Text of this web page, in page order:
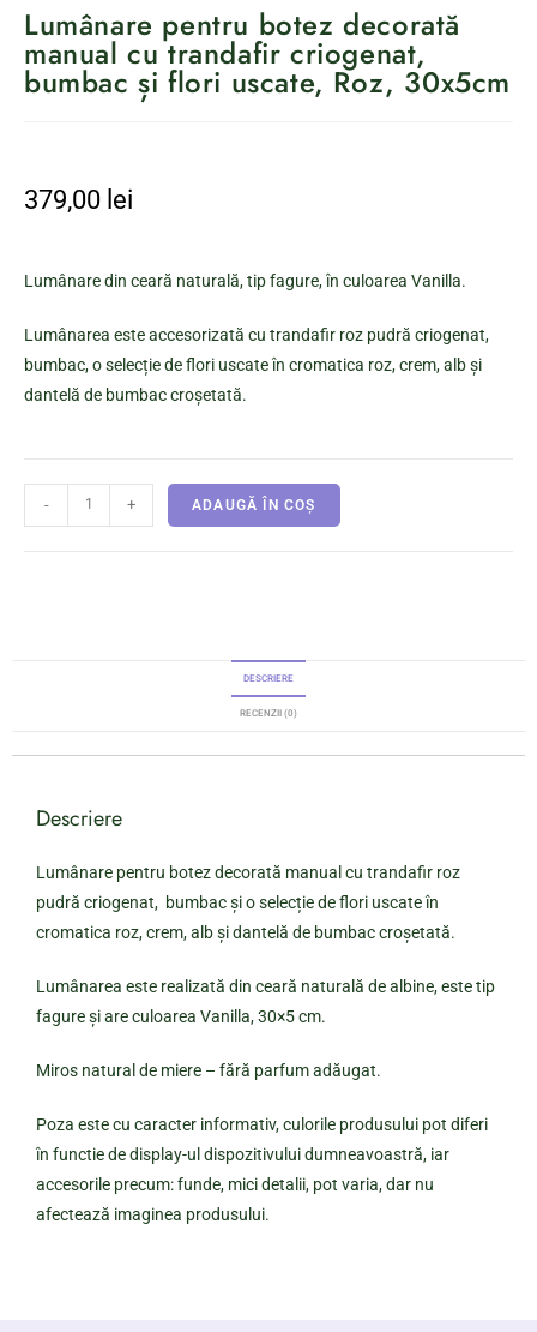
Lumânare pentru botez decorată
manual cu trandafir criogenat,
bumbac și flori uscate, Roz, 30x5cm
379,00 lei
Lumânare din ceară naturală, tip fagure, în culoarea Vanilla.
Lumânarea este accesorizată cu trandafir roz pudră criogenat,
bumbac, o selecție de flori uscate în cromatica roz, crem, alb și
dantelă de bumbac croșetată.
- + ADAUGĂ ÎN COȘ
DESCRIERE
RECENZII (0)
Descriere
Lumânare pentru botez decorată manual cu trandafir roz
pudră criogenat, bumbac și o selecție de flori uscate în
cromatica roz, crem, alb și dantelă de bumbac croșetată.
Lumânarea este realizată din ceară naturală de albine, este tip
fagure și are culoarea Vanilla, 30×5 cm.
Miros natural de miere – fără parfum adăugat.
Poza este cu caracter informativ, culorile produsului pot diferi
în functie de display-ul dispozitivului dumneavoastră, iar
accesorile precum: funde, mici detalii, pot varia, dar nu
afectează imaginea produsului.